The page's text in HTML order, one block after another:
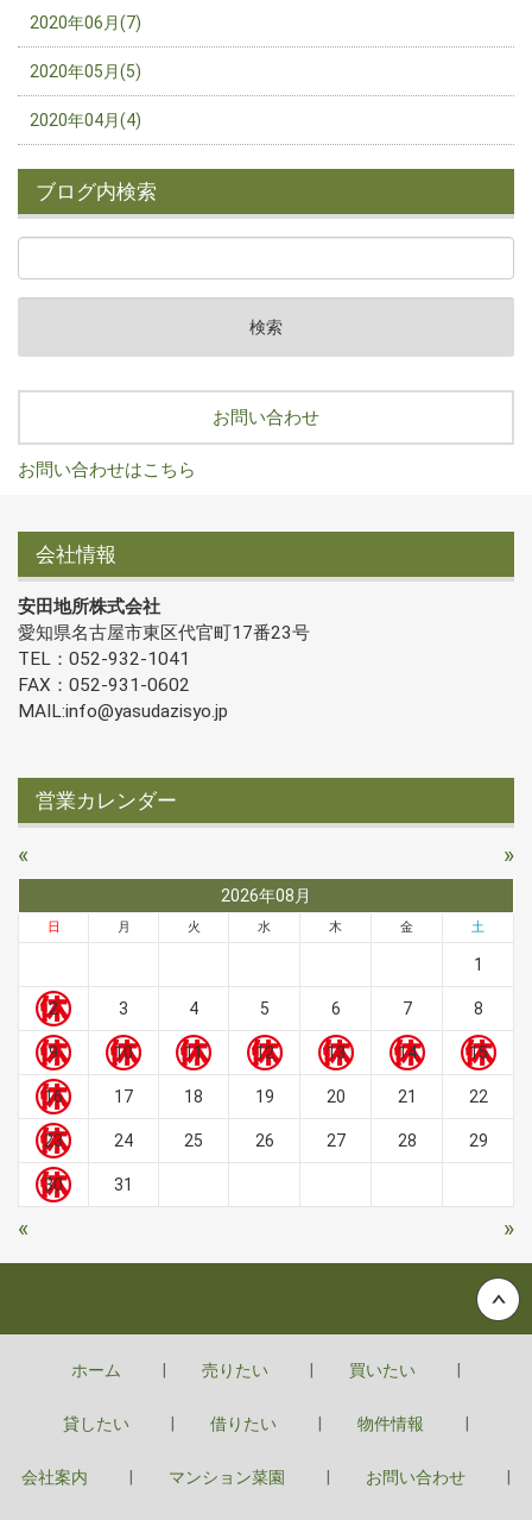
2020年06月(7)
2020年05月(5)
2020年04月(4)
ブログ内検索
お問い合わせ
お問い合わせはこちら
会社情報
安田地所株式会社
愛知県名古屋市東区代官町17番23号
TEL：052-932-1041
FAX：052-931-0602
MAIL:info@yasudazisyo.jp
営業カレンダー
« »
2026年08月
日 月 火 水 木 金 土
1
2 3 4 5 6 7 8
9 10 11 12 13 14 15
16 17 18 19 20 21 22
23 24 25 26 27 28 29
30 31
« »
ホーム 売りたい 買いたい
貸したい 借りたい 物件情報
会社案内 マンション菜園 お問い合わせ